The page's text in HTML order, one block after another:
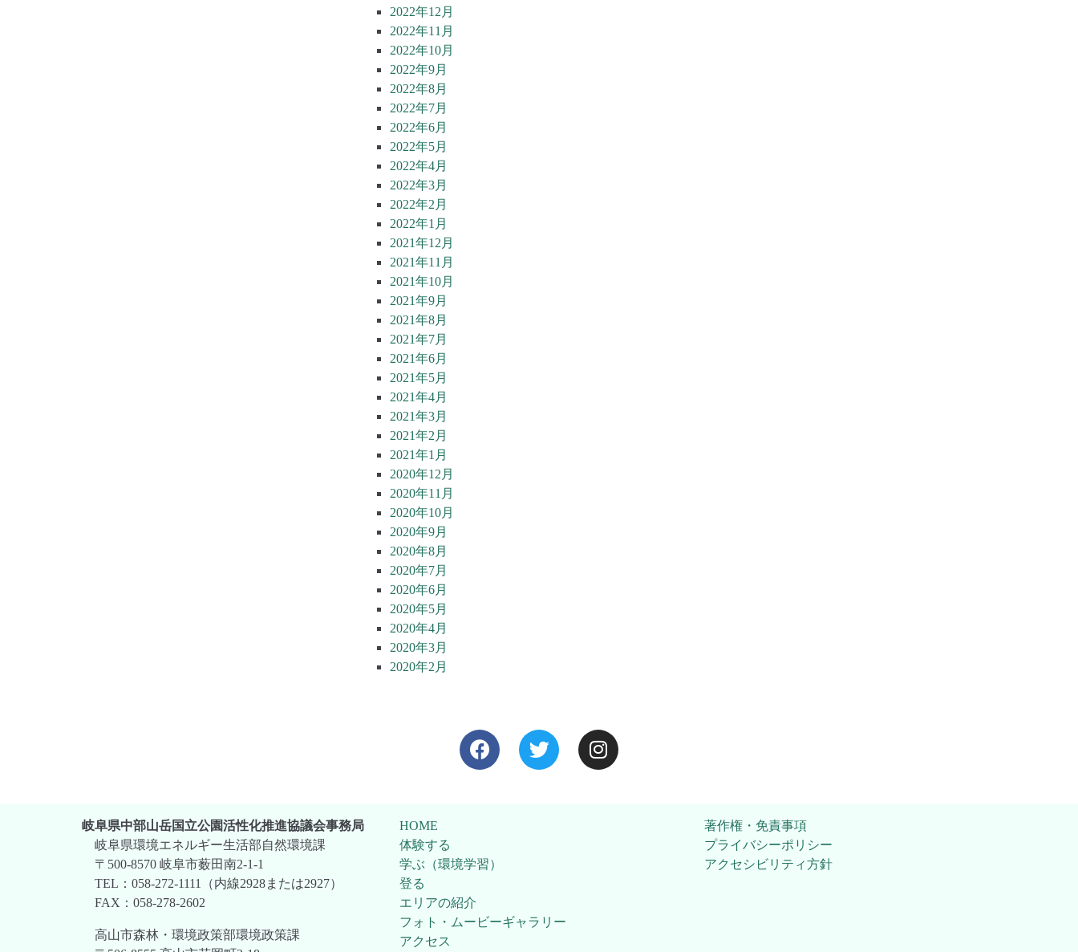
2022年12月
2022年11月
2022年10月
2022年9月
2022年8月
2022年7月
2022年6月
2022年5月
2022年4月
2022年3月
2022年2月
2022年1月
2021年12月
2021年11月
2021年10月
2021年9月
2021年8月
2021年7月
2021年6月
2021年5月
2021年4月
2021年3月
2021年2月
2021年1月
2020年12月
2020年11月
2020年10月
2020年9月
2020年8月
2020年7月
2020年6月
2020年5月
2020年4月
2020年3月
2020年2月
岐阜県中部山岳国立公園活性化推進協議会事務局
岐阜県環境エネルギー生活部自然環境課
〒500-8570 岐阜市薮田南2-1-1
TEL：058-272-1111（内線2928または2927）
FAX：058-278-2602
高山市森林・環境政策部環境政策課
HOME
体験する
学ぶ（環境学習）
登る
エリアの紹介
フォト・ムービーギャラリー
アクセス
著作権・免責事項
プライバシーポリシー
アクセシビリティ方針